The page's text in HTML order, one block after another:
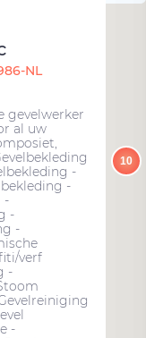
NL
gevelwerker
al uw
-
-
-
-
-
verf
-
-
10